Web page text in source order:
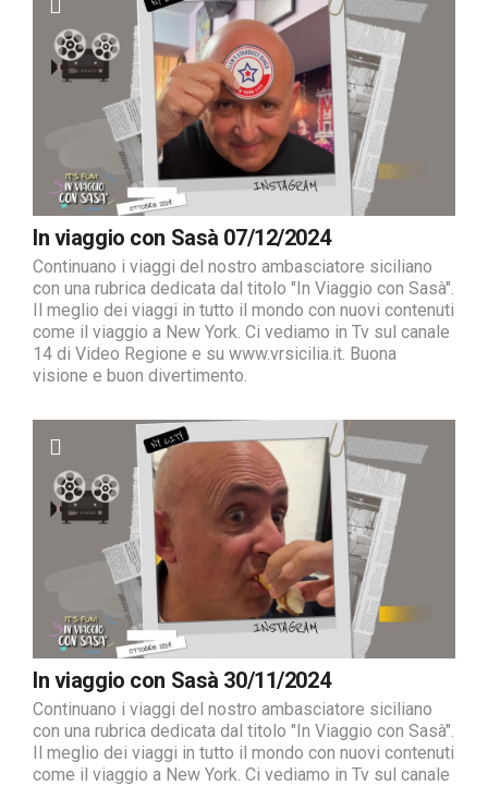
In viaggio con Sasà 07/12/2024
Continuano i viaggi del nostro ambasciatore siciliano
con una rubrica dedicata dal titolo "In Viaggio con Sasà".
Il meglio dei viaggi in tutto il mondo con nuovi contenuti
come il viaggio a New York. Ci vediamo in Tv sul canale
14 di Video Regione e su www.vrsicilia.it. Buona
visione e buon divertimento.
In viaggio con Sasà 30/11/2024
Continuano i viaggi del nostro ambasciatore siciliano
con una rubrica dedicata dal titolo "In Viaggio con Sasà".
Il meglio dei viaggi in tutto il mondo con nuovi contenuti
come il viaggio a New York. Ci vediamo in Tv sul canale